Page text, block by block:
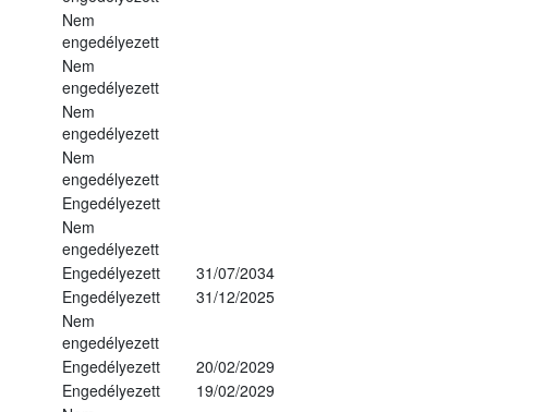
Nem
engedélyezett
Nem
engedélyezett
Nem
engedélyezett
Nem
engedélyezett
Engedélyezett
Nem
engedélyezett
Engedélyezett
31/07/2034
Engedélyezett
31/12/2025
Nem
engedélyezett
Engedélyezett
20/02/2029
Engedélyezett
19/02/2029